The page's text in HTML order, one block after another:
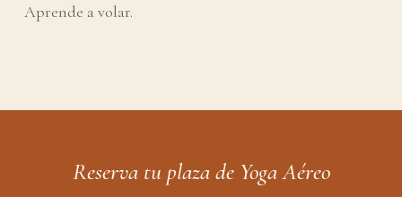
Aprende a volar.
Reserva tu plaza de Yoga Aéreo